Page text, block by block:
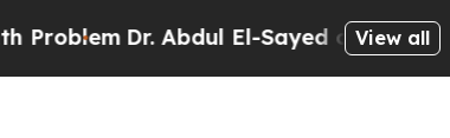
Dr. Abdul El-Sayed on HistoricView all